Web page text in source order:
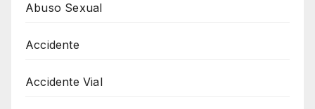
Abuso Sexual
Accidente
Accidente Vial